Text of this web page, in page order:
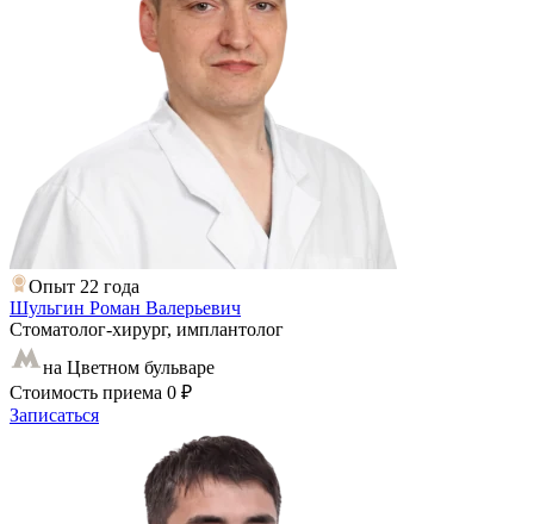
Опыт 22 года
Шульгин Роман Валерьевич
Стоматолог-хирург, имплантолог
на Цветном бульваре
Стоимость приема 0 ₽
Записаться